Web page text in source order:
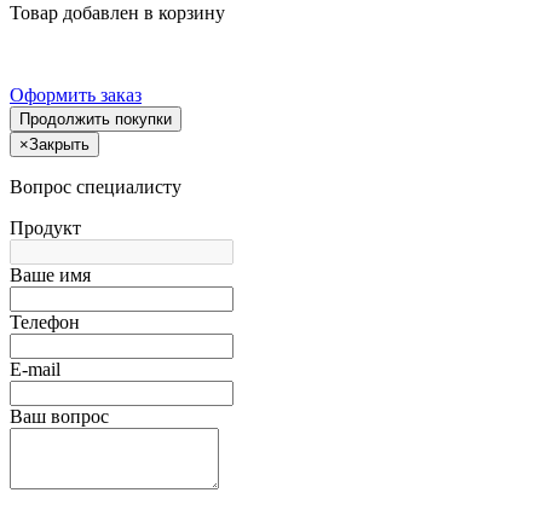
Товар добавлен в корзину
Оформить заказ
Продолжить покупки
×Закрыть
Вопрос специалисту
Продукт
Ваше имя
Телефон
E-mail
Ваш вопрос